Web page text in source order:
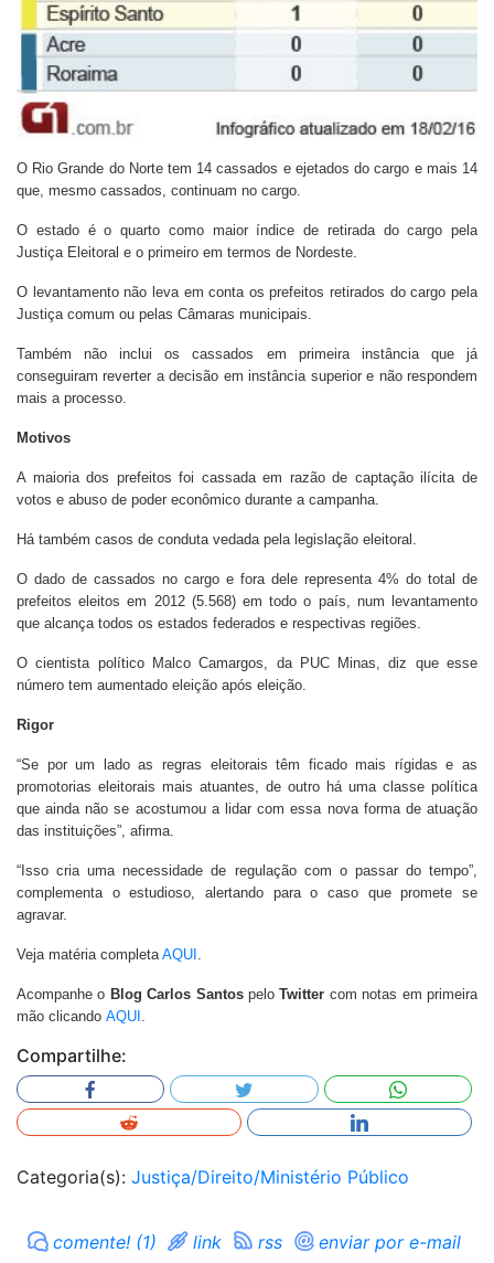
O Rio Grande do Norte tem 14 cassados e ejetados do cargo e mais 14
que, mesmo cassados, continuam no cargo.
O estado é o quarto como maior índice de retirada do cargo pela
Justiça Eleitoral e o primeiro em termos de Nordeste.
O levantamento não leva em conta os prefeitos retirados do cargo pela
Justiça comum ou pelas Câmaras municipais.
Também não inclui os cassados em primeira instância que já
conseguiram reverter a decisão em instância superior e não respondem
mais a processo.
Motivos
A maioria dos prefeitos foi cassada em razão de captação ilícita de
votos e abuso de poder econômico durante a campanha.
Há também casos de conduta vedada pela legislação eleitoral.
O dado de cassados no cargo e fora dele representa 4% do total de
prefeitos eleitos em 2012 (5.568) em todo o país, num levantamento
que alcança todos os estados federados e respectivas regiões.
O cientista político Malco Camargos, da PUC Minas, diz que esse
número tem aumentado eleição após eleição.
Rigor
“Se por um lado as regras eleitorais têm ficado mais rígidas e as
promotorias eleitorais mais atuantes, de outro há uma classe política
que ainda não se acostumou a lidar com essa nova forma de atuação
das instituições”, afirma.
“Isso cria uma necessidade de regulação com o passar do tempo”,
complementa o estudioso, alertando para o caso que promete se
agravar.
Veja matéria completaAQUI .
Acompanhe o Blog Carlos SantospeloTwitter com notas em primeira
mão clicando AQUI .
Compartilhe:
Categoria(s): Justiça/Direito/Ministério Público
comente! (1) link rss enviar por e-mail